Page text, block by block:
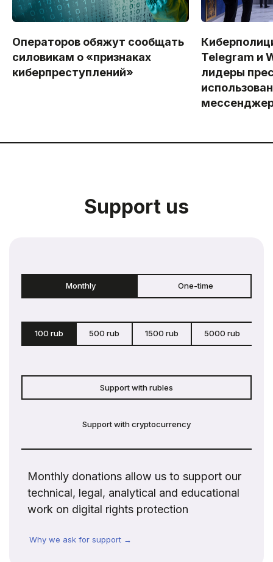
Операторов обяжут сообщать
силовикам о «признаках
киберпреступлений»
Telegram и
лидеры
Support us
Monthly One-time
100 rub 500 rub 1500 rub 5000 rub
Support with rubles
Support with cryptocurrency
Monthly donations allow us to support our
technical, legal, analytical and educational
work on digital rights protection
Why we ask for support →